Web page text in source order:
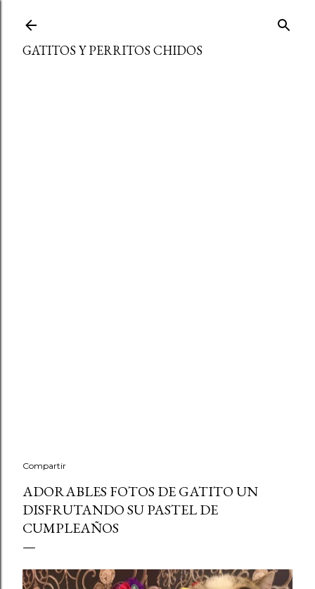
GATITOS Y PERRITOS CHIDOS
Compartir
ADORABLES FOTOS DE GATITO UN
DISFRUTANDO SU PASTEL DE
CUMPLEAÑOS